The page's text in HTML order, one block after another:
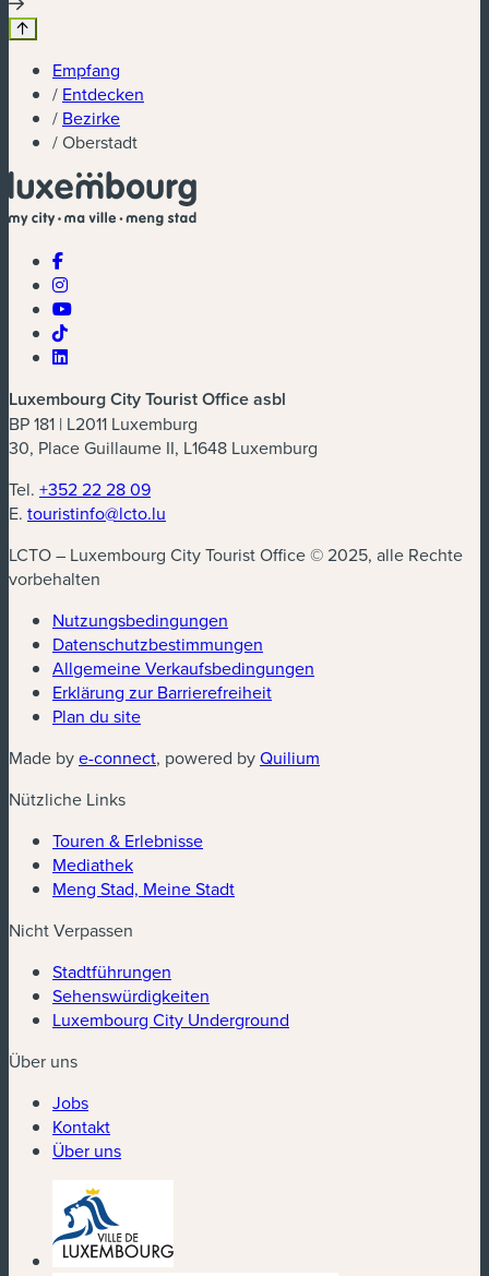
Empfang
/ Entdecken
/ Bezirke
/Oberstadt
Luxembourg City Tourist Office asbl
BP 181 | L2011 Luxemburg
30, Place Guillaume II, L1648 Luxemburg
Tel. +352 22 28 09
E. touristinfo@lcto.lu
LCTO – Luxembourg City Tourist Office © 2025, alle Rechte
vorbehalten
Nutzungsbedingungen
Datenschutzbestimmungen
Allgemeine Verkaufsbedingungen
Erklärung zur Barrierefreiheit
Plan du site
Made bye-connect(neues Fenster)
, powered byQuilium
Nützliche Links
Touren & Erlebnisse
Mediathek
Meng Stad, Meine Stadt
Nicht Verpassen
Stadtführungen
Sehenswürdigkeiten
Luxembourg City Underground
Über uns
Jobs
Kontakt
Über uns